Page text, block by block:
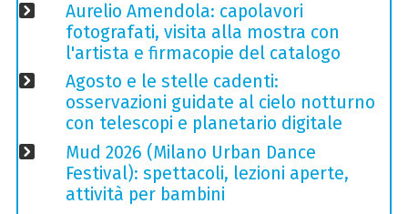
Aurelio Amendola: capolavori
fotografati, visita alla mostra con
l'artista e firmacopie del catalogo
Agosto e le stelle cadenti:
osservazioni guidate al cielo notturno
con telescopi e planetario digitale
Mud 2026 (Milano Urban Dance
Festival): spettacoli, lezioni aperte,
attività per bambini